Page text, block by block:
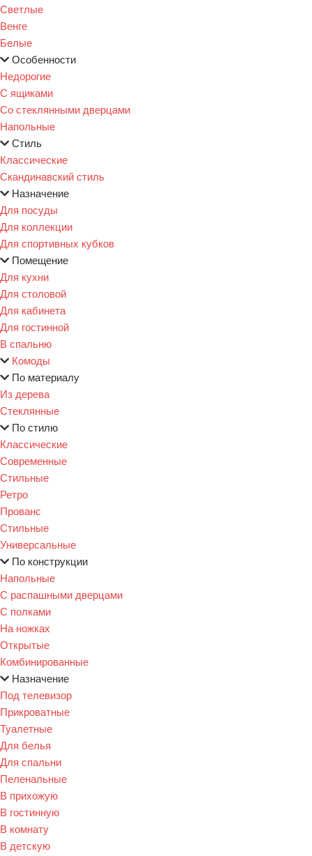
Светлые
Венге
Белые
Особенности
Недорогие
С ящиками
Со стеклянными дверцами
Напольные
Стиль
Классические
Скандинавский стиль
Назначение
Для посуды
Для коллекции
Для спортивных кубков
Помещение
Для кухни
Для столовой
Для кабинета
Для гостинной
В спальню
Комоды
По материалу
Из дерева
Стеклянные
По стилю
Классические
Современные
Стильные
Ретро
Прованс
Стильные
Универсальные
По конструкции
Напольные
С распашными дверцами
С полками
На ножках
Открытые
Комбинированные
Назначение
Под телевизор
Прикроватные
Туалетные
Для белья
Для спальни
Пеленальные
В прихожую
В гостинную
В комнату
В детскую